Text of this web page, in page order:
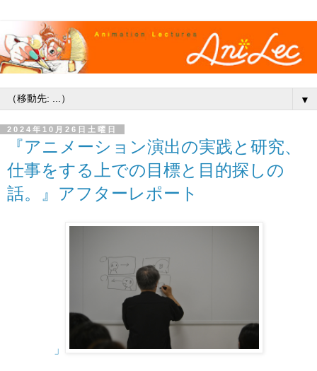
▼
2024年10月26日土曜日
『アニメーション演出の実践と研究、
仕事をする上での目標と目的探しの
話。』アフターレポート
」